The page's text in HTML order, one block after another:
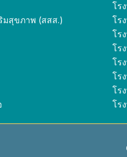
มสุขภาพ (สสส.)
โร
โร
โร
โร
โร
โร
โร
โร